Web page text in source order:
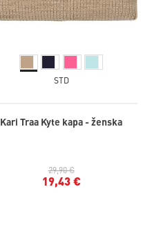
STD
Kari Traa Kyte kapa - ženska
29,90 €
19,43 €